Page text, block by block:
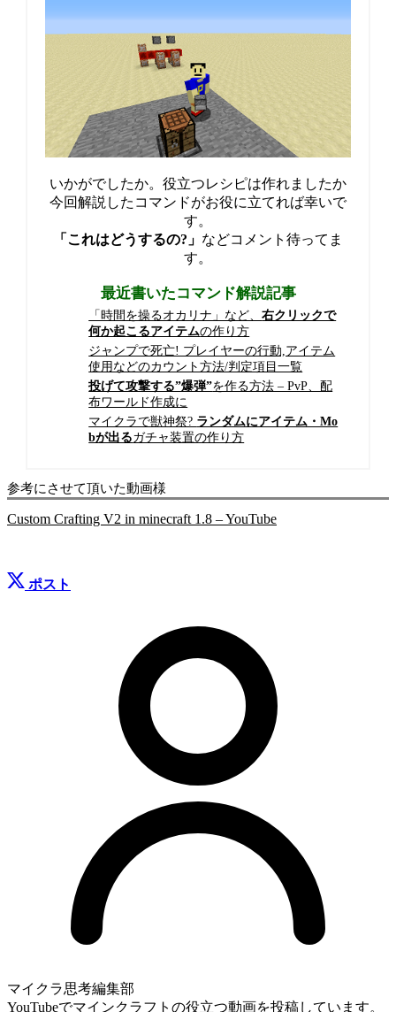
いかがでしたか。役立つレシピは作れましたか
今回解説したコマンドがお役に立てれば幸いで
す。
「これはどうするの?」 などコメント待ってま
す。
最近書いたコマンド解説記事
「時間を操るオカリナ」など、右クリックで
何か起こるアイテムの作り方
ジャンプで死亡! プレイヤーの行動,アイテム
使用などのカウント方法/判定項目一覧
投げて攻撃する”爆弾”を作る方法 – PvP、配
布ワールド作成に
マイクラで獣神祭? ランダムにアイテム・Mo
bが出るガチャ装置の作り方
参考にさせて頂いた動画様
Custom Crafting V2 in minecraft 1.8 – YouTube
ポスト
マイクラ思考編集部
YouTubeでマインクラフトの役立つ動画を投稿しています。